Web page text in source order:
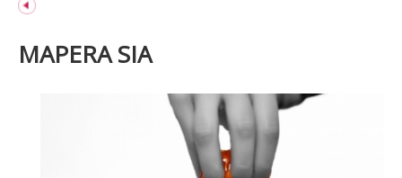
MAPERA SIA